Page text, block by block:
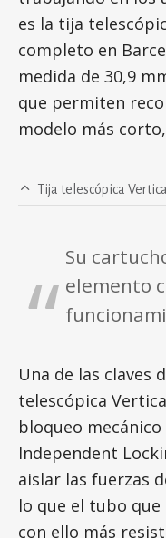
es la tija
completo en
medida de 30,9
que permiten
modelo más
Tija telescópica
Su
elemento
Una de las claves
telescópica
bloqueo
Independent
aislar las fuerzas
lo que el tubo que
con ello más